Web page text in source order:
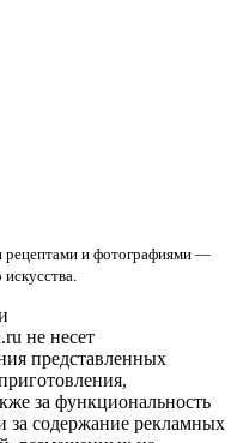
и фотографиями —
не несет
представленных
за функциональность
за содержание рекламных